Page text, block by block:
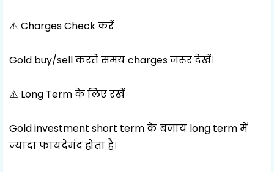
⚠️ Charges Check करें
Gold buy/sell करते समय charges जरूर देखें।
⚠️ Long Term के लिए रखें
Gold investment short term के बजाय long term में
ज्यादा फायदेमंद होता है।